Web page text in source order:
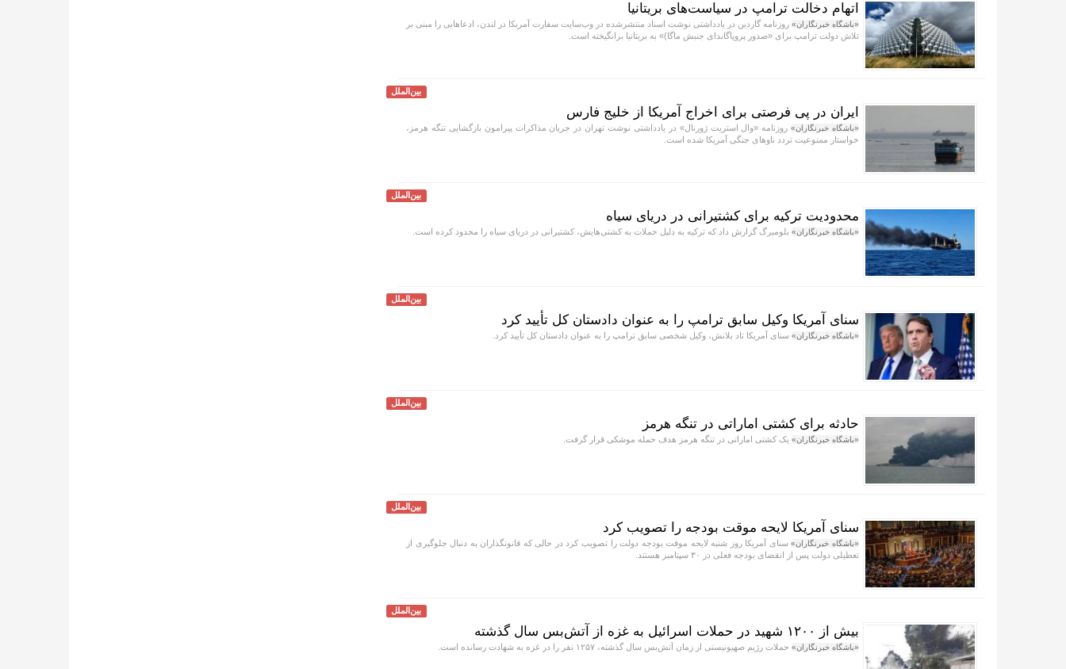
اتهام دخالت ترامپ در سیاست‌های بریتانیا
«باشگاه خبرنگاران» روزنامه گاردین در یادداشتی نوشت اسناد منتشرشده در وب‌سایت سفارت آمریکا در لندن، ادعا‌هایی را مبنی بر
تلاش دولت ترامپ برای «صدور پروپاگاندای جنبش ماگا)» به بریتانیا برانگیخته است.
بین‌الملل
ایران در پی فرصتی برای اخراج آمریکا از خلیج فارس
«باشگاه خبرنگاران»روزنامه «وال استریت ژورنال» در یادداشتی نوشت تهران در جریان مذاکرات پیرامون بازگشایی تنگه هرمز،
خواستار ممنوعیت تردد ناو‌های جنگی آمریکا شده است.
بین‌الملل
محدودیت ترکیه برای کشتیرانی در دریای سیاه
«باشگاه خبرنگاران» بلومبرگ گزارش داد که ترکیه به دلیل حملات به کشتی‌هایش، کشتیرانی در دریای سیاه را محدود کرده است.
بین‌الملل
سنای آمریکا وکیل سابق ترامپ را به عنوان دادستان کل تأیید کرد
«باشگاه خبرنگاران» سنای آمریکا تاد بلانش، وکیل شخصی سابق ترامپ را به عنوان دادستان کل تأیید کرد.
بین‌الملل
حادثه برای کشتی اماراتی در تنگه هرمز
«باشگاه خبرنگاران» یک کشتی اماراتی در تنگه هرمز هدف حمله موشکی قرار گرفت.
بین‌الملل
سنای آمریکا لایحه موقت بودجه را تصویب کرد
«باشگاه خبرنگاران»سنای آمریکا روز شنبه لایحه موقت بودجه دولت را تصویب کرد در حالی که قانونگذاران به دنبال جلوگیری از
تعطیلی دولت پس از انقضای بودجه فعلی در ۳۰ سپتامبر هستند.
بین‌الملل
بیش از ۱۲۰۰ شهید در حملات اسرائیل به غزه از آتش‌بس سال گذشته
«باشگاه خبرنگاران» حملات رژیم صهیونیستی از زمان آتش‌بس سال گذشته، ۱۲۵۷ نفر را در غزه به شهادت رسانده است.